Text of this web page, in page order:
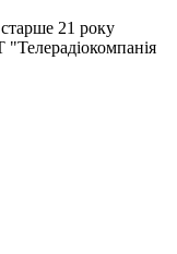
старше 21 року